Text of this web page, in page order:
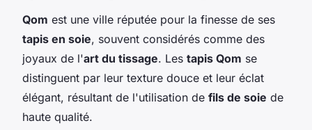
Qom est une ville réputée pour la finesse de ses
tapis en soie, souvent considérés comme des
joyaux de l'art du tissage. Les tapis Qom se
distinguent par leur texture douce et leur éclat
élégant, résultant de l'utilisation de fils de soie de
haute qualité.